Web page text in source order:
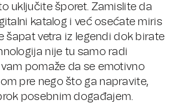
uključite šporet. Zamislite da
katalog i već osećate miris
šapat vetra iz legendi dok birate
nije tu samo radi
pomaže da se emotivno
pre nego što ga napravite,
posebnim događajem.